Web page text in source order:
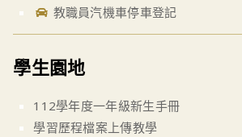
教職員汽機車停車登記
學生園地
112學年度一年級新生手冊
學習歷程檔案上傳教學